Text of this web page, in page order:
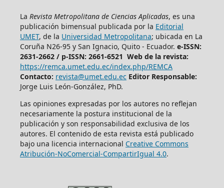
La Revista Metropolitana de Ciencias Aplicadas, es una
publicación bimensual publicada por la Editorial
UMET, de la Universidad Metropolitana; ubicada en La
Coruña N26-95 y San Ignacio, Quito - Ecuador. e-ISSN:
2631-2662 / p-ISSN: 2661-6521 Web de la revista:
https://remca.umet.edu.ec/index.php/REMCA
Contacto: revista@umet.edu.ec Editor Responsable:
Jorge Luis León-González, PhD.
Las opiniones expresadas por los autores no reflejan
necesariamente la postura institucional de la
publicación y son responsabilidad exclusiva de los
autores. El contenido de esta revista está publicado
bajo una licencia internacional Creative Commons
Atribución-NoComercial-CompartirIgual 4.0.